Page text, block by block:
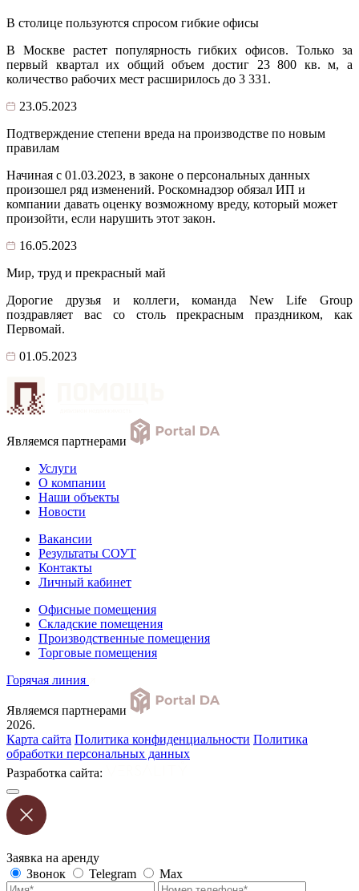
В столице пользуются спросом гибкие офисы
В Москве растет популярность гибких офисов. Только за
первый квартал их общий объем достиг 23 800 кв. м, а
количество рабочих мест расширилось до 3 331.
23.05.2023
Подтверждение степени вреда на производстве по новым
правилам
Начиная с 01.03.2023, в законе о персональных данных
произошел ряд изменений. Роскомнадзор обязал ИП и
компании давать оценку возможному вреду, который может
произойти, если нарушить этот закон.
16.05.2023
Мир, труд и прекрасный май
Дорогие друзья и коллеги, команда New Life Group
поздравляет вас со столь прекрасным праздником, как
Первомай.
01.05.2023
Являемся партнерами
Услуги
О компании
Наши объекты
Новости
Вакансии
Результаты СОУТ
Контакты
Личный кабинет
Офисные помещения
Складские помещения
Производственные помещения
Торговые помещения
Горячая линия
Являемся партнерами
2026.
Карта сайта Политика конфиденциальности Политика
обработки персональных данных
Разработка сайта:
Заявка на аренду
Звонок
Telegram Max